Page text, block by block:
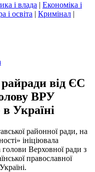
і влада | Економіка і
і освіта | Кримінал |
від ЄС
ВРУ
Україні
районної ради, на
ініціювала
Верховної ради з
православної